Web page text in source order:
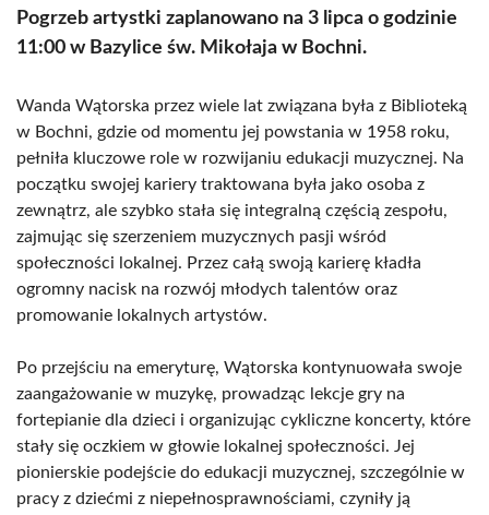
Pogrzeb artystki zaplanowano na 3 lipca o godzinie
11:00 w Bazylice św. Mikołaja w Bochni.
Wanda Wątorska przez wiele lat związana była z Biblioteką
w Bochni, gdzie od momentu jej powstania w 1958 roku,
pełniła kluczowe role w rozwijaniu edukacji muzycznej. Na
początku swojej kariery traktowana była jako osoba z
zewnątrz, ale szybko stała się integralną częścią zespołu,
zajmując się szerzeniem muzycznych pasji wśród
społeczności lokalnej. Przez całą swoją karierę kładła
ogromny nacisk na rozwój młodych talentów oraz
promowanie lokalnych artystów.
Po przejściu na emeryturę, Wątorska kontynuowała swoje
zaangażowanie w muzykę, prowadząc lekcje gry na
fortepianie dla dzieci i organizując cykliczne koncerty, które
stały się oczkiem w głowie lokalnej społeczności. Jej
pionierskie podejście do edukacji muzycznej, szczególnie w
pracy z dziećmi z niepełnosprawnościami, czyniły ją